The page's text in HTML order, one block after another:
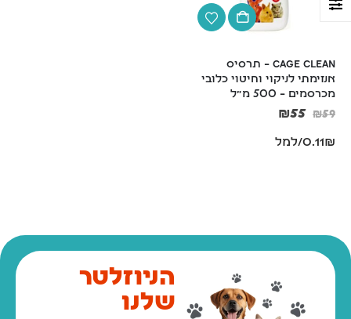
Cage Clean – תרסיס
אנזימתי לניקוי וחיטוי כלובי
מכרסמים – 500 מ"ל
₪59
₪55
0.11₪/למל
ארם אנד האמר שמפו ומרכך 2 ב-1 לחתולים מנטרל ריחות וקשקשים 591 מ"ל Arm & Hammer
הניוזלטר
שלנו